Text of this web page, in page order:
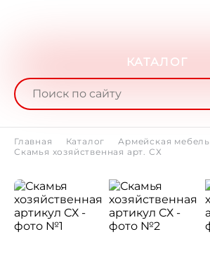
КАТАЛОГ
Главная Каталог
Армейская мебель
Скамья хозяйственная арт. СХ